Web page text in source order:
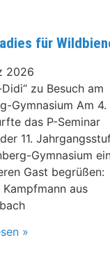
für
2026
Didi“ zu Besuch am
Gymnasium Am 4.
das P-Seminar
11.
Gymnasium
Gast begrüßen:
aus
»